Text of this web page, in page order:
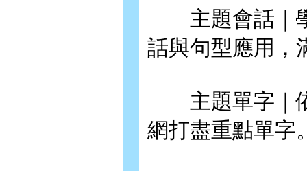
主題會話｜學
話與句型應用，
主題單字｜依
網打盡重點單字